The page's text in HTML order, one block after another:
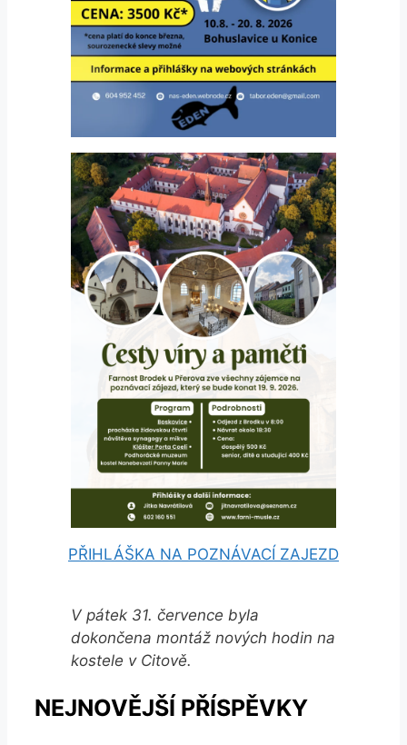
PŘIHLÁŠKA NA POZNÁVACÍ ZAJEZD
V pátek 31. července byla
dokončena montáž nových hodin na
kostele v Citově.
NEJNOVĚJŠÍ PŘÍSPĚVKY